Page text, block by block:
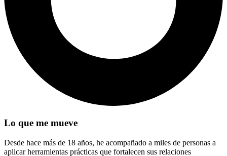
Lo que me mueve
Desde hace más de 18 años, he acompañado a miles de personas a
aplicar herramientas prácticas que fortalecen sus relaciones